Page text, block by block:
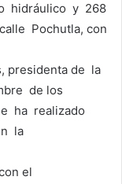
hidráulico y 268
Pochutla, con
presidenta de la
de los
ha realizado
la
el